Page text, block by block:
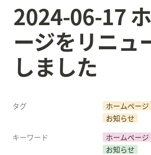
2024-06-17
ージをリニュ
しました
タグ ホームページ
お知らせ
キーワード
ホームページ
お知らせ